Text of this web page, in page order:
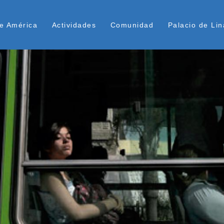
Superior
América Actividades Comunidad Palacio de